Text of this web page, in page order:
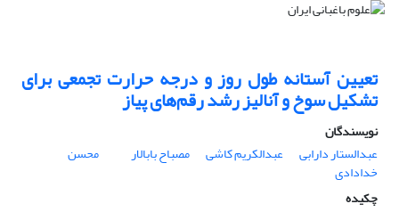
تعیین آستانه طول روز و درجه حرارت تجمعی برای
تشکیل سوخ و آنالیز رشد رقم‌های پیاز
نویسندگان
عبدالستار دارابی
عبدالکریم کاشی مصباح بابالار محسن
خدادادی
چکیده